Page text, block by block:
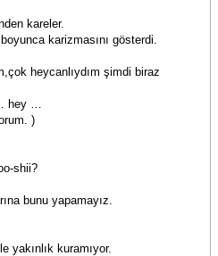
kareler.
karizmasını gösterdi.
heycanlıydım şimdi biraz
hey …
)
shii?
bunu yapamayız.
yakınlık kuramıyor.